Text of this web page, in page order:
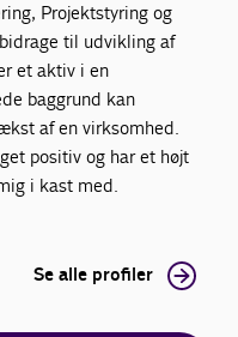
Projektstyring og
til udvikling af
et aktiv i en
baggrund kan
af en virksomhed.
positiv og har et højt
i kast med.
Se alle profiler